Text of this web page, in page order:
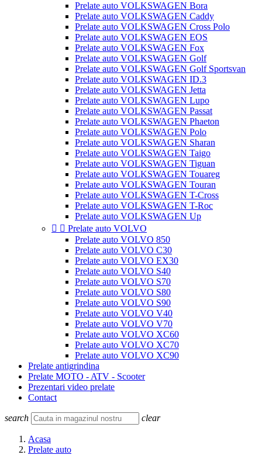
Prelate auto VOLKSWAGEN Bora
Prelate auto VOLKSWAGEN Caddy
Prelate auto VOLKSWAGEN Cross Polo
Prelate auto VOLKSWAGEN EOS
Prelate auto VOLKSWAGEN Fox
Prelate auto VOLKSWAGEN Golf
Prelate auto VOLKSWAGEN Golf Sportsvan
Prelate auto VOLKSWAGEN ID.3
Prelate auto VOLKSWAGEN Jetta
Prelate auto VOLKSWAGEN Lupo
Prelate auto VOLKSWAGEN Passat
Prelate auto VOLKSWAGEN Phaeton
Prelate auto VOLKSWAGEN Polo
Prelate auto VOLKSWAGEN Sharan
Prelate auto VOLKSWAGEN Taigo
Prelate auto VOLKSWAGEN Tiguan
Prelate auto VOLKSWAGEN Touareg
Prelate auto VOLKSWAGEN Touran
Prelate auto VOLKSWAGEN T-Cross
Prelate auto VOLKSWAGEN T-Roc
Prelate auto VOLKSWAGEN Up
  Prelate auto VOLVO
Prelate auto VOLVO 850
Prelate auto VOLVO C30
Prelate auto VOLVO EX30
Prelate auto VOLVO S40
Prelate auto VOLVO S70
Prelate auto VOLVO S80
Prelate auto VOLVO S90
Prelate auto VOLVO V40
Prelate auto VOLVO V70
Prelate auto VOLVO XC60
Prelate auto VOLVO XC70
Prelate auto VOLVO XC90
Prelate antigrindina
Prelate MOTO - ATV - Scooter
Prezentari video prelate
Contact
search clear
Acasa
Prelate auto